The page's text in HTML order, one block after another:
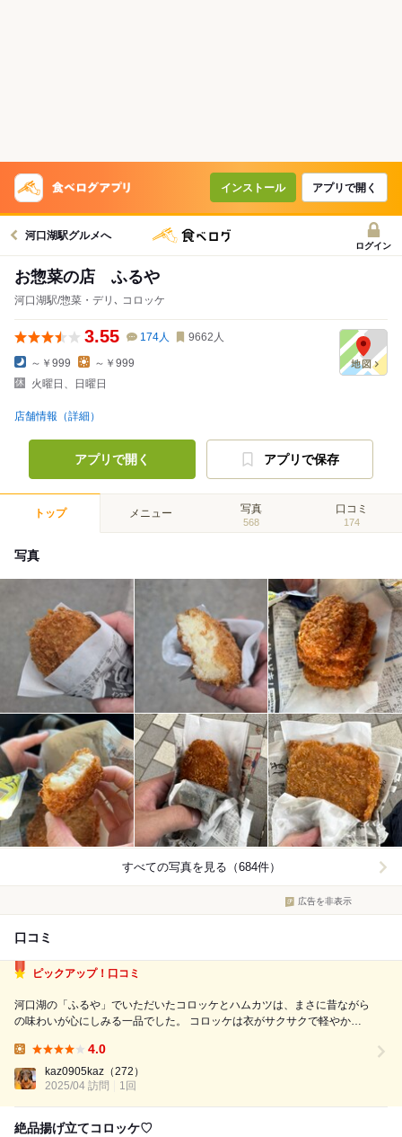
インストール アプリで開く
河口湖駅グルメへ
ログイン
お惣菜の店 ふるや
河口湖駅/惣菜・デリ､ コロッケ
3.55 174人 9662 人
～￥999
～￥999
火曜日、日曜日
店舗情報（詳細）
アプリで開く アプリで保存
トップ メニュー 写真
568
口コミ
174
写真
すべての写真を見る（684件）
広告を非表示
口コミ
ピックアップ！口コミ
河口湖の「ふるや」でいただいたコロッケとハムカツは、まさに昔ながら
の味わいが心にしみる一品でした。 コロッケは衣がサクサクで軽やか。
感じる素朴な味。懐かしさと安心感に包まれるような味わいで、何もつけ
ずとも美味しくいただけました。...
4.0
kaz0905kaz （272）
2025/04 訪問
1回
絶品揚げ立てコロッケ♡